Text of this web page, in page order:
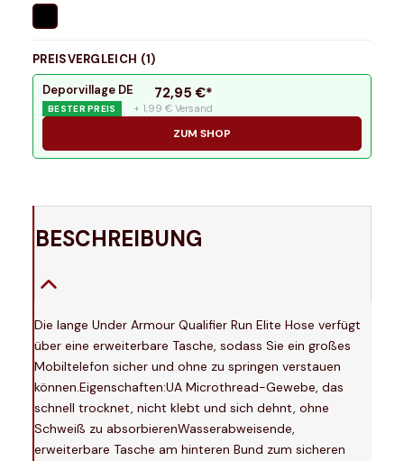
PREISVERGLEICH (1)
Deporvillage DE
BESTER PREIS
72,95 €*
+ 1,99 € Versand
ZUM SHOP
BESCHREIBUNG
Die lange Under Armour Qualifier Run Elite Hose verfügt
über eine erweiterbare Tasche, sodass Sie ein großes
Mobiltelefon sicher und ohne zu springen verstauen
können.Eigenschaften:UA Microthread-Gewebe, das
schnell trocknet, nicht klebt und sich dehnt, ohne
Schweiß zu absorbierenWasserabweisende,
erweiterbare Tasche am hinteren Bund zum sicheren